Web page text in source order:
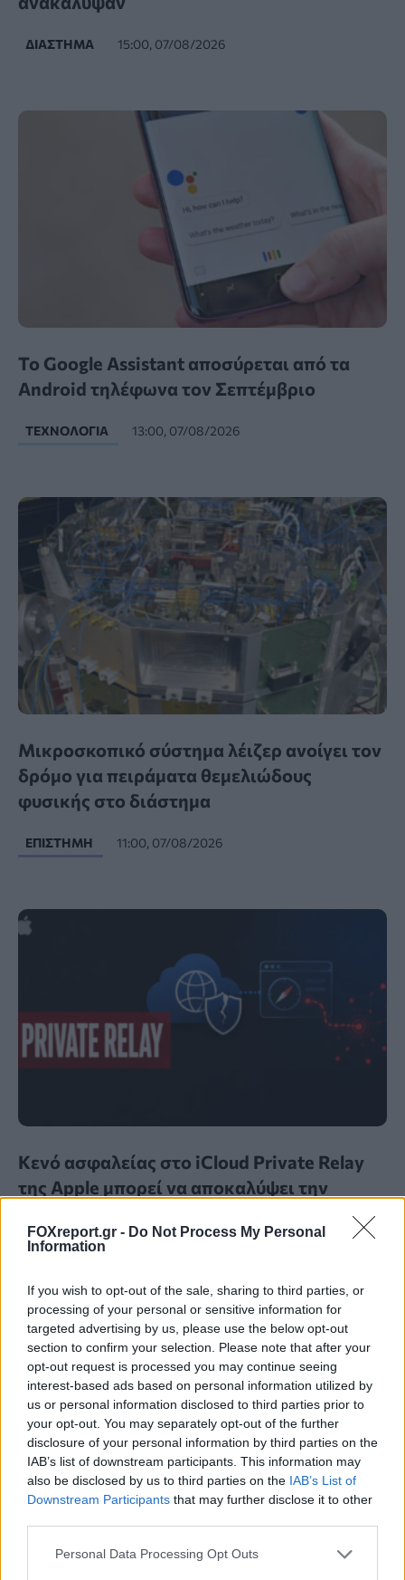
FOXreport.gr - Do Not Process My Personal
Information
If you wish to opt-out of the sale, sharing to third parties, or
processing of your personal or sensitive information for
targeted advertising by us, please use the below opt-out
section to confirm your selection. Please note that after your
opt-out request is processed you may continue seeing
interest-based ads based on personal information utilized by
us or personal information disclosed to third parties prior to
your opt-out. You may separately opt-out of the further
disclosure of your personal information by third parties on the
IAB’s list of downstream participants. This information may
also be disclosed by us to third parties on the IAB’s List of
Downstream Participants that may further disclose it to other
Personal Data Processing Opt Outs
ΔΙΆΣΤΗΜΑ 15:00, 07/08/2026
Το Google Assistant αποσύρεται από τα
Android τηλέφωνα τον Σεπτέμβριο
ΤΕΧΝΟΛΟΓΊΑ 13:00, 07/08/2026
Μικροσκοπικό σύστημα λέιζερ ανοίγει τον
δρόμο για πειράματα θεμελιώδους
φυσικής στο διάστημα
ΕΠΙΣΤΉΜΗ 11:00, 07/08/2026
Κενό ασφαλείας στο iCloud Private Relay
της Apple μπορεί να αποκαλύψει την
MUST READ